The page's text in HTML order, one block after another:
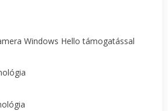
Windows Hello támogatással